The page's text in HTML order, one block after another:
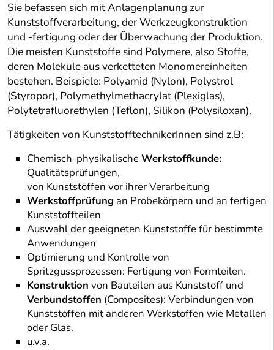
Sie befassen sich mit Anlagenplanung zur
Kunststoffverarbeitung, der Werkzeugkonstruktion
und -fertigung oder der Überwachung der Produktion.
Die meisten Kunststoffe sind Polymere, also Stoffe,
deren Moleküle aus verketteten Monomereinheiten
bestehen. Beispiele: Polyamid (Nylon), Polystrol
(Styropor), Polymethylmethacrylat (Plexiglas),
Polytetrafluorethylen (Teflon), Silikon (Polysiloxan).
Tätigkeiten von KunststofftechnikerInnen sind z.B:
Chemisch-physikalischeWerkstoffkunde:
Qualitätsprüfungen,
von Kunststoffen vor ihrer Verarbeitung
Werkstoffprüfung an Probekörpern und an fertigen
Kunststoffteilen
Auswahl der geeigneten Kunststoffe für bestimmte
Anwendungen
Optimierung und Kontrolle von
Spritzgussprozessen: Fertigung von Formteilen.
Konstruktion von Bauteilen aus Kunststoff und
Verbundstoffen (Composites): Verbindungen von
Kunststoffen mit anderen Werkstoffen wie Metallen
oder Glas.
u.v.a.